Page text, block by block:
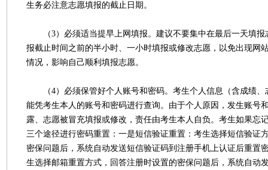
生务必注意志愿填报的截止日期。
（3）必须适当提早上网填报。建议不要集中在最后一天填报
报截止时间之前的半小时、一小时填报或修改志愿，以免出现网
情况，影响自己顺利填报志愿。
（4）必须保管好个人账号和密码。考生个人信息（含成绩、
能凭考生本人的账号和密码进行查询。由于个人原因，发生账号
露、志愿被冒充填报或修改，责任由考生本人自负。考生如果忘
三个途径进行密码重置：一是短信验证重置：考生选择短信验证
密保问题后，系统自动发送短信验证码到注册手机上认证后重置
生选择邮箱重置方式，回答注册时设置的密保问题后，系统自动